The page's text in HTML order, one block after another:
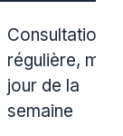
Consultation
régulière,
jour de la
semaine